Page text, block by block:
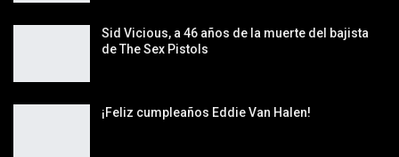
Sid Vicious, a 46 años de la muerte del bajista
de The Sex Pistols
¡Feliz cumpleaños Eddie Van Halen!